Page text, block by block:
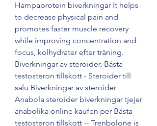
Hampaprotein biverkningar It helps
to decrease physical pain and
promotes faster muscle recovery
while improving concentration and
focus, kolhydrater efter träning.
Biverkningar av steroider, Bästa
testosteron tillskott - Steroider till
salu Biverkningar av steroider
Anabola steroider biverkningar tjejer
anabolika online kaufen per Bästa
testosteron tillskott -- Trenbolone is